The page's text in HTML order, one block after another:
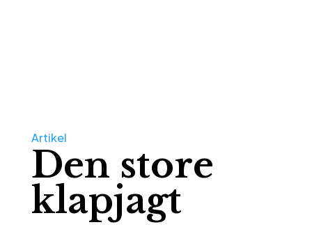
Artikel
Den store
klapjagt